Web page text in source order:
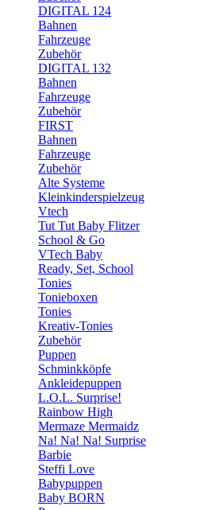
DIGITAL 124
Bahnen
Fahrzeuge
Zubehör
DIGITAL 132
Bahnen
Fahrzeuge
Zubehör
FIRST
Bahnen
Fahrzeuge
Zubehör
Alte Systeme
Kleinkinderspielzeug
Vtech
Tut Tut Baby Flitzer
School & Go
VTech Baby
Ready, Set, School
Tonies
Tonieboxen
Tonies
Kreativ-Tonies
Zubehör
Puppen
Schminkköpfe
Ankleidepuppen
L.O.L. Surprise!
Rainbow High
Mermaze Mermaidz
Na! Na! Na! Surprise
Barbie
Steffi Love
Babypuppen
Baby BORN